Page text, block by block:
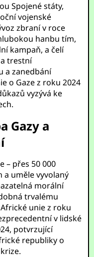
Spojené státy,
vojenské
zbraní v roce
hanbu tím,
kampaň, a čelí
trestní
a zanedbání
o Gaze z roku 2024
vyzývá ke
Gazy a
– přes 50 000
a uměle vyvolaný
morální
trvalému
unie z roku
v lidské
potvrzující
republiky o